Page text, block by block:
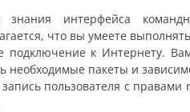
знания интерфейса
что вы умеете
подключение к Интернету.
необходимые пакеты и
пользователя с